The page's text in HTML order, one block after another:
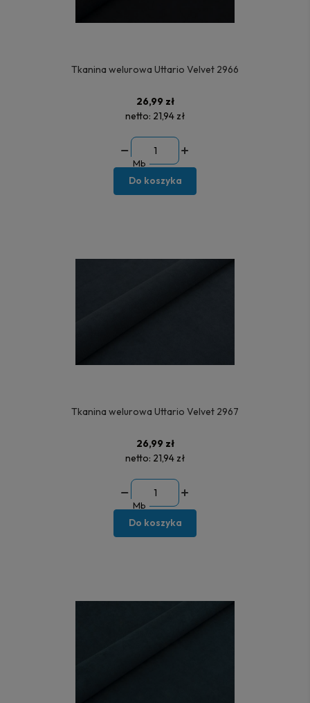
Tkanina welurowa Uttario Velvet 2966
26,99 zł
netto: 21,94 zł
Mb
Do koszyka
Tkanina welurowa Uttario Velvet 2967
26,99 zł
netto: 21,94 zł
Mb
Do koszyka